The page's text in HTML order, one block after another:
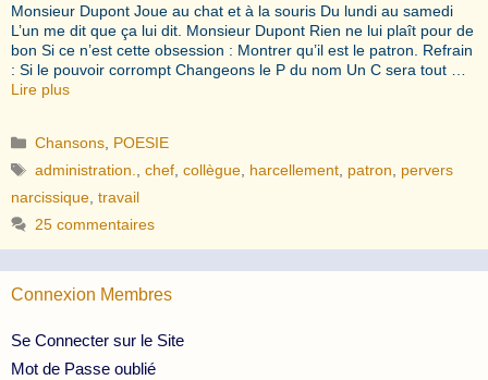
Monsieur Dupont Joue au chat et à la souris Du lundi au samedi
L’un me dit que ça lui dit. Monsieur Dupont Rien ne lui plaît pour de
bon Si ce n’est cette obsession : Montrer qu’il est le patron. Refrain
: Si le pouvoir corrompt Changeons le P du nom Un C sera tout …
Lire plus
Catégories
Chansons POESIE
Étiquettes
administration. ,chef ,collègue harcellement patron
pervers
narcissique travail
25 commentaires
Connexion Membres
Se Connecter sur le Site
Mot de Passe oublié